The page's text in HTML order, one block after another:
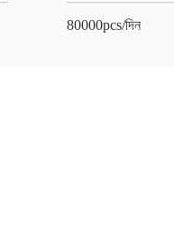
80000pcs/দিন